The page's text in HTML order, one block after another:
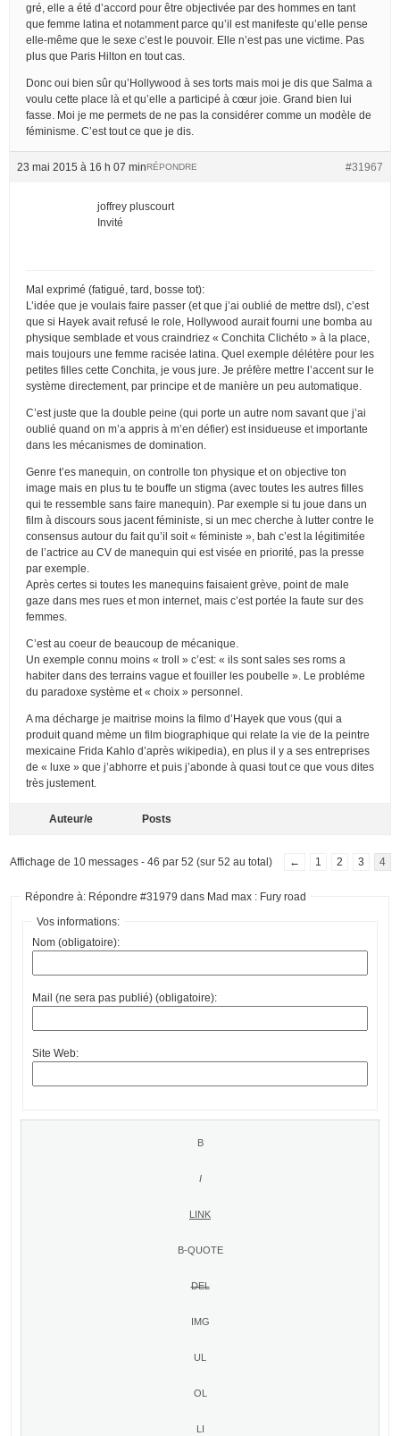
gré, elle a été d’accord pour être objectivée par des hommes en tant
que femme latina et notamment parce qu’il est manifeste qu’elle pense
elle-même que le sexe c’est le pouvoir. Elle n’est pas une victime. Pas
plus que Paris Hilton en tout cas.
Donc oui bien sûr qu’Hollywood à ses torts mais moi je dis que Salma a
voulu cette place là et qu’elle a participé à cœur joie. Grand bien lui
fasse. Moi je me permets de ne pas la considérer comme un modèle de
féminisme. C’est tout ce que je dis.
23 mai 2015 à 16 h 07 min #31967
RÉPONDRE
joffrey pluscourt
Invité
Mal exprimé (fatigué, tard, bosse tot):
L’idée que je voulais faire passer (et que j’ai oublié de mettre dsl), c’est
que si Hayek avait refusé le role, Hollywood aurait fourni une bomba au
physique semblade et vous craindriez « Conchita Clichéto » à la place,
mais toujours une femme racisée latina. Quel exemple délétère pour les
petites filles cette Conchita, je vous jure. Je préfère mettre l’accent sur le
système directement, par principe et de manière un peu automatique.
C’est juste que la double peine (qui porte un autre nom savant que j’ai
oublié quand on m’a appris à m’en défier) est insidueuse et importante
dans les mécanismes de domination.
Genre t’es manequin, on controlle ton physique et on objective ton
image mais en plus tu te bouffe un stigma (avec toutes les autres filles
qui te ressemble sans faire manequin). Par exemple si tu joue dans un
film à discours sous jacent féministe, si un mec cherche à lutter contre le
consensus autour du fait qu’il soit « féministe », bah c’est la légitimitée
de l’actrice au CV de manequin qui est visée en priorité, pas la presse
par exemple.
Après certes si toutes les manequins faisaient grève, point de male
gaze dans mes rues et mon internet, mais c’est portée la faute sur des
femmes.
C’est au coeur de beaucoup de mécanique.
Un exemple connu moins « troll » c’est: « ils sont sales ses roms a
habiter dans des terrains vague et fouiller les poubelle ». Le probléme
du paradoxe système et « choix » personnel.
A ma décharge je maitrise moins la filmo d’Hayek que vous (qui a
produit quand mème un film biographique qui relate la vie de la peintre
mexicaine Frida Kahlo d’après wikipedia), en plus il y a ses entreprises
de « luxe » que j’abhorre et puis j’abonde à quasi tout ce que vous dites
très justement.
Auteur/e Posts
Affichage de 10 messages - 46 par 52 (sur 52 au total) ← 1 2 3 4
Répondre à: Répondre #31979 dans Mad max : Fury road
Vos informations:
Nom (obligatoire):
Mail (ne sera pas publié) (obligatoire):
Site Web: